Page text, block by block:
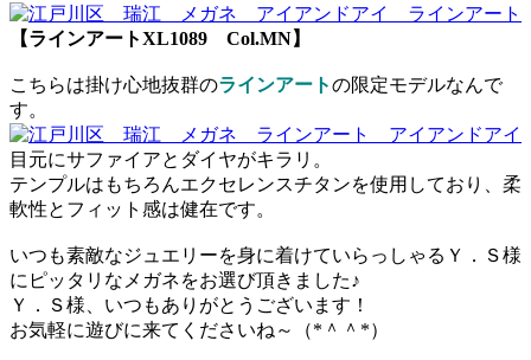
【ラインアートXL1089 Col.MN】
こちらは掛け心地抜群のラインアートの限定モデルなんで
す。
目元にサファイアとダイヤがキラリ。
テンプルはもちろんエクセレンスチタンを使用しており、柔
軟性とフィット感は健在です。
いつも素敵なジュエリーを身に着けていらっしゃるＹ．Ｓ様
にピッタリなメガネをお選び頂きました♪
Ｙ．Ｓ様、いつもありがとうございます！
お気軽に遊びに来てくださいね～（*＾＾*）